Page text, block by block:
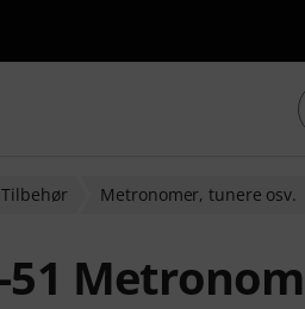
Tilbehør Metronomer, tunere osv.
51